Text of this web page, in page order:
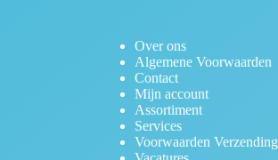
Over ons
Algemene Voorwaarden
Contact
Mijn account
Assortiment
Services
Voorwaarden Verzending